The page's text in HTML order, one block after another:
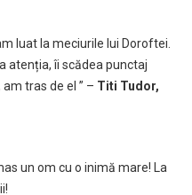
luat la meciurile lui Doroftei.
atenția, îi scădea punctaj
tras de el ” – Titi Tudor,
un om cu o inimă mare! La